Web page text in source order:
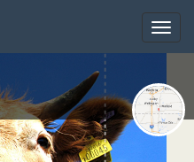
Toggle
Toggle